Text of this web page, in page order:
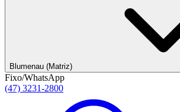
Blumenau (Matriz)
Fixo/WhatsApp
(47) 3231-2800